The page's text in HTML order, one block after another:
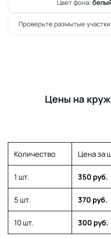
Цвет фона:
Проверьте размытые
Цены на
Количество Цена за
1 шт. 350 руб.
5 шт. 370 руб.
10 шт. 300 руб.